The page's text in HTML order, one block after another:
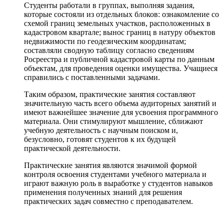
Студенты работали в группах, выполняя задания,
которые состояли из отдельных блоков: ознакомление со
схемой границ земельных участков, расположенных в
кадастровом квартале; вынос границ в натуру объектов
недвижимости по геодезическим координатам;
составляли сводную таблицу согласно сведениям
Росреестра и публичной кадастровой карты по данным
объектам, для проведения оценки имущества. Учащиеся
справились с поставленными задачами.
Таким образом, практические занятия составляют
значительную часть всего объема аудиторных занятий и
имеют важнейшее значение для усвоения программного
материала. Они стимулируют мышление, сближают
учебную деятельность с научным поиском и,
безусловно, готовят студентов к их будущей
практической деятельности.
Практические занятия являются значимой формой
контроля освоения студентами учебного материала и
играют важную роль в выработке у студентов навыков
применения полученных знаний для решения
практических задач совместно с преподавателем.